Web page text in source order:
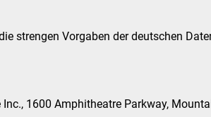
strengen Vorgaben der deutschen
1600 Amphitheatre Parkway,